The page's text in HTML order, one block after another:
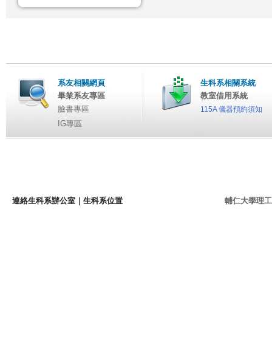
系友相關網頁
畢業系友專區
臉書專區
IG專區
生科系相關系統
教室借用系統
115A 儀器預約須知
連絡生科系辦公室 生科系位置 輔仁大學理